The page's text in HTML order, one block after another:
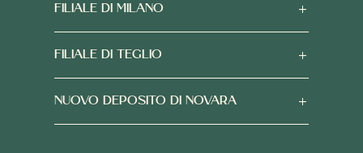
FILIALE DI MILANO
FILIALE DI TEGLIO
NUOVO DEPOSITO DI NOVARA